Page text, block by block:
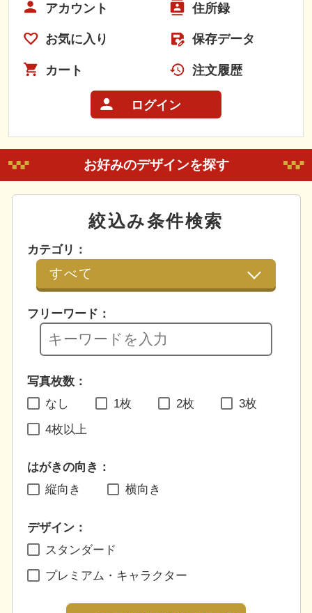
アカウント 住所録
お気に入り 保存データ
カート 注文履歴
ログイン
お好みのデザインを探す
絞込み条件検索
カテゴリ：
フリーワード：
写真枚数：
なし
1枚 2枚 3枚
4枚以上
はがきの向き：
縦向き
横向き
デザイン：
スタンダード
プレミアム・キャラクター